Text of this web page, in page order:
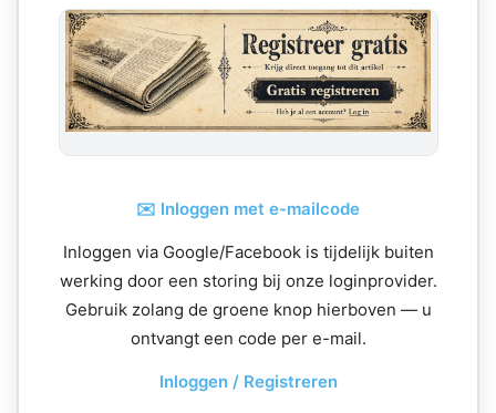
✉️ Inloggen met e-mailcode
Inloggen via Google/Facebook is tijdelijk buiten
werking door een storing bij onze loginprovider.
Gebruik zolang de groene knop hierboven — u
ontvangt een code per e-mail.
Inloggen / Registreren